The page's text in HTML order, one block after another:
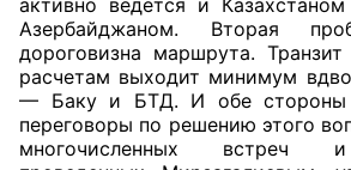
активно ведется и
Азербайджаном. Вторая
дороговизна маршрута.
расчетам выходит минимум
— Баку и БТД. И обе стороны
переговоры по решению этого
многочисленных встреч и